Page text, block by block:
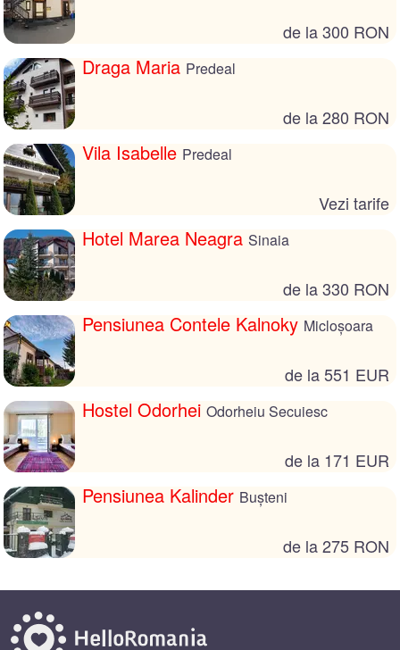
de la 300 RON
Draga Maria Predeal
de la 280 RON
Vila Isabelle Predeal
Vezi tarife
Hotel Marea Neagra Sinaia
de la 330 RON
Pensiunea Contele Kalnoky Micloșoara
de la 551 EUR
Hostel Odorhei Odorheiu Secuiesc
de la 171 EUR
Pensiunea Kalinder Bușteni
de la 275 RON